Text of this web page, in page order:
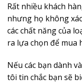
Rất nhiều khách
nhưng họ không
các chất năng của
ra lựa chọn để mua
Nếu các bạn dành
tôi tin chắc bạn sẽ